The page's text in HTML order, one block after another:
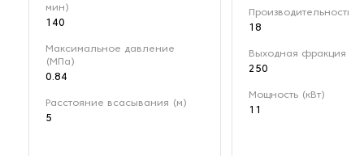
мин)
140
Максимальное давление
(МПа)
0.84
Расстояние всасывания (м)
5
Производительность
18
Выходная фракция
250
Мощность (кВт)